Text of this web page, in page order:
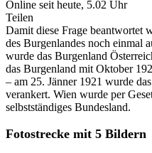
Online seit heute, 5.02 Uhr
Teilen
Damit diese Frage beantwortet
des Burgenlandes noch einmal
wurde das Burgenland
das Burgenland mit Oktober
– am 25. Jänner 1921 wurde
verankert. Wien wurde per
selbstständiges Bundesland.
Fotostrecke mit 5 Bildern